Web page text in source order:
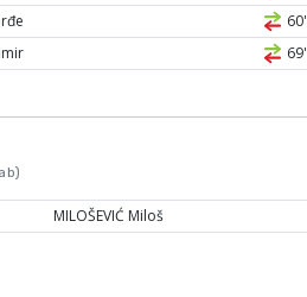
60'
69'
MILOŠEVIĆ Miloš